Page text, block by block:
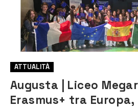
ATTUALITÀ
Augusta | Liceo
Erasmus+ tra